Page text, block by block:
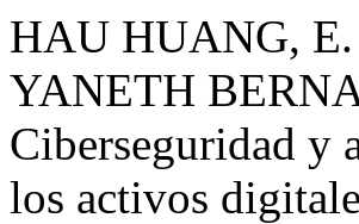
HAU HUANG,
YANETH
Ciberseguridad y
los activos